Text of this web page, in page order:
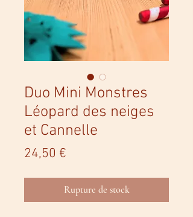
Duo Mini Monstres
Léopard des neiges
et Cannelle
24,50 €
Rupture de stock